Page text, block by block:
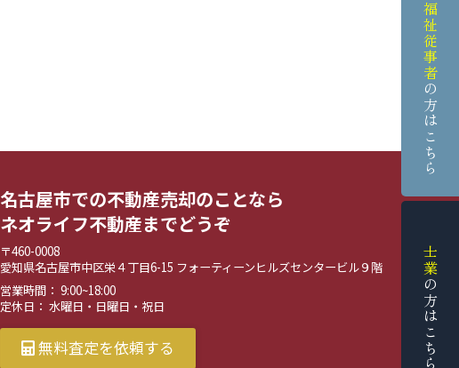
名古屋市での不動産売却のことなら
ネオライフ不動産までどうぞ
〒460-0008
愛知県名古屋市中区栄４丁目6-15 フォーティーンヒルズセンタービル９階
営業時間： 9:00~18:00
定休日： 水曜日・日曜日・祝日
無料査定を依頼する
福祉従事者
の方はこちら
士業
の方はこちら